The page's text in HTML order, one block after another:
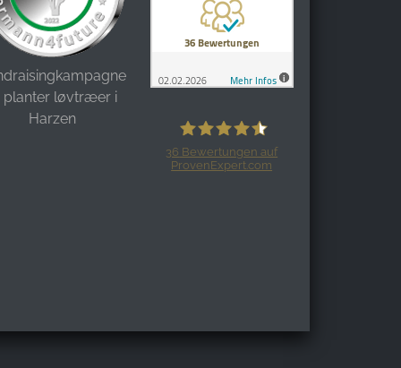
planter løvtræer i
Harzen
36 Bewertungen auf
ProvenExpert.com